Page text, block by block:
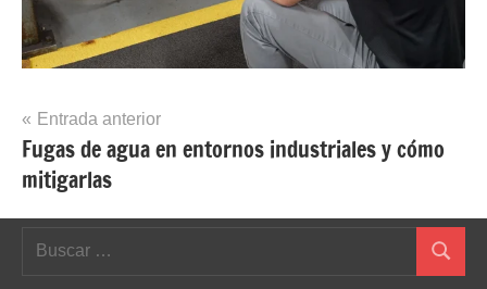
Navegación
de
entradas
Entrada anterior
Fugas de agua en entornos industriales y cómo
mitigarlas
Buscar